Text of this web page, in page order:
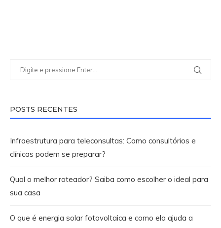
POSTS RECENTES
Infraestrutura para teleconsultas: Como consultórios e
clínicas podem se preparar?
Qual o melhor roteador? Saiba como escolher o ideal para
sua casa
O que é energia solar fotovoltaica e como ela ajuda a